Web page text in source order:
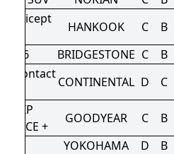
icept
HANKOOK C B
6
BRIDGESTONE C B
CONTINENTAL D C
+
GOODYEAR C B
YOKOHAMA D B